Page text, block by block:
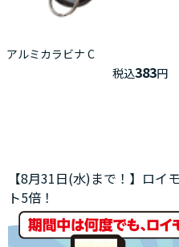
アルミカラビナ C
税込383円
【8月31日(水)まで！】ロイ
ト5倍！